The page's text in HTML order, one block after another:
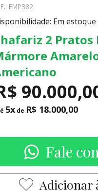
FMP382
Em estoque
2 Pratos
5x de R$ 18.000,00
Fale
Adicionar